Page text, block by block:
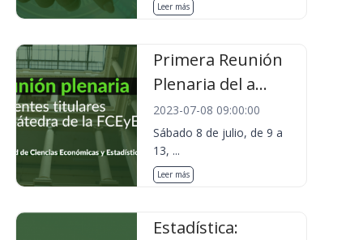
Leer más
Primera Reunión
Plenaria del a...
2023-07-08 09:00:00
Sábado 8 de julio, de 9 a
13, ...
Leer más
Estadística: